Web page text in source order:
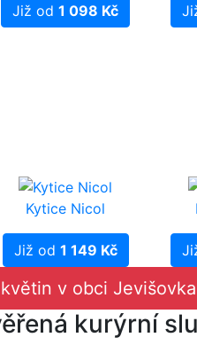
Již od 1 098 Kč
Kytice Nicol
Již od 1 149 Kč
v obci Jevišovka
kurýrní